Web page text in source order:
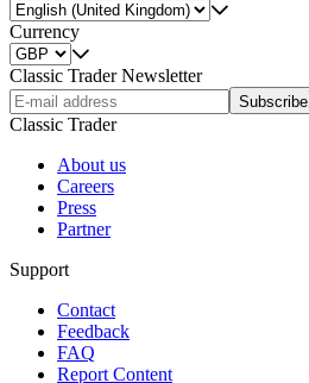
Currency
Classic Trader Newsletter
Subscribe
Classic Trader
About us
Careers
Press
Partner
Support
Contact
Feedback
FAQ
Report Content